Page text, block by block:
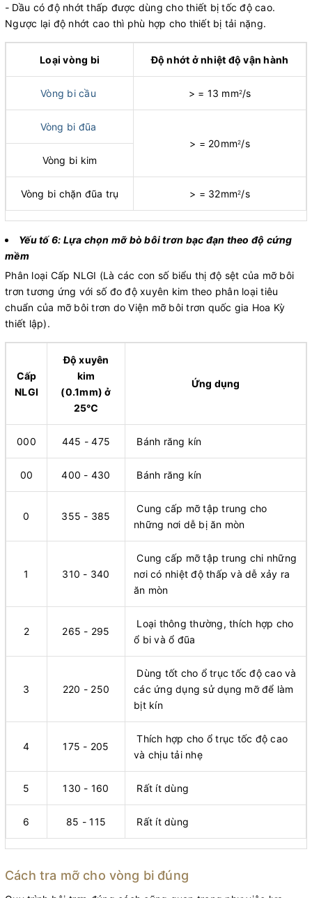
- Dầu có độ nhớt thấp được dùng cho thiết bị tốc độ cao.
Ngược lại độ nhớt cao thì phù hợp cho thiết bị tải nặng.
Loại vòng bi Độ nhớt ở nhiệt độ vận hành
Vòng bi cầu > = 13 mm2/s
Vòng bi đũa
> = 20mm2/s
Vòng bi kim
Vòng bi chặn đũa trụ > = 32mm2/s
Yếu tố 6: Lựa chọn mỡ bò bôi trơn bạc đạn theo độ cứng
mềm
Phân loại Cấp NLGI (Là các con số biểu thị độ sệt của mỡ bôi
trơn tương ứng với số đo độ xuyên kim theo phân loại tiêu
chuẩn của mỡ bôi trơn do Viện mỡ bôi trơn quốc gia Hoa Kỳ
thiết lập).
Cấp
NLGI
Độ xuyên
kim
(0.1mm) ở
25℃
Ứng dụng
000 445 - 475 Bánh răng kín
00 400 - 430 Bánh răng kín
0 355 - 385
Cung cấp mỡ tập trung cho
những nơi dễ bị ăn mòn
1 310 - 340
Cung cấp mỡ tập trung chi những
nơi có nhiệt độ thấp và dễ xảy ra
ăn mòn
2 265 - 295
Loại thông thường, thích hợp cho
ổ bi và ổ đũa
3 220 - 250
Dùng tốt cho ổ trục tốc độ cao và
các ứng dụng sử dụng mỡ để làm
bịt kín
4 175 - 205
Thích hợp cho ổ trục tốc độ cao
và chịu tải nhẹ
5 130 - 160 Rất ít dùng
6 85 - 115 Rất ít dùng
Cách tra mỡ cho vòng bi đúng